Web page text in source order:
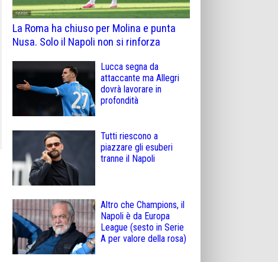
La Roma ha chiuso per Molina e punta
Nusa. Solo il Napoli non si rinforza
Lucca segna da
attaccante ma Allegri
dovrà lavorare in
profondità
Tutti riescono a
piazzare gli esuberi
tranne il Napoli
Altro che Champions, il
Napoli è da Europa
League (sesto in Serie
A per valore della rosa)